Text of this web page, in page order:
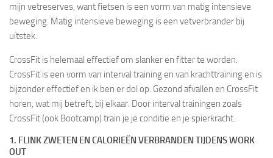
mijn vetreserves, want fietsen is een vorm van matig intensieve
beweging. Matig intensieve beweging is een vetverbrander bij
uitstek.
CrossFit is helemaal effectief om slanker en fitter te worden.
CrossFit is een vorm van interval training en van krachttraining en is
bijzonder effectief en ik ben er dol op. Gezond afvallen en CrossFit
horen, wat mij betreft, bij elkaar. Door interval trainingen zoals
CrossFit (ook Bootcamp) train je je conditie en je spierkracht.
1. FLINK ZWETEN EN CALORIEËN VERBRANDEN TIJDENS WORK
OUT